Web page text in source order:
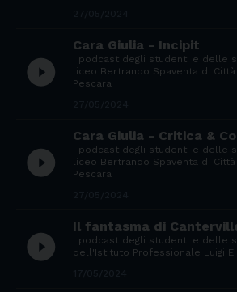
play_circle_filled
Cara Giulia - Incipit
I podcast degli studenti e delle
liceo Bertrando Spaventa di Città
Pescara
play_circle_filled
Cara Giulia - Critica &
I podcast degli studenti e delle
liceo Bertrando Spaventa di Città
Pescara
play_circle_filled
Il fantasma di
I podcast degli studenti e delle
dell'Istituto Professionale Luigi